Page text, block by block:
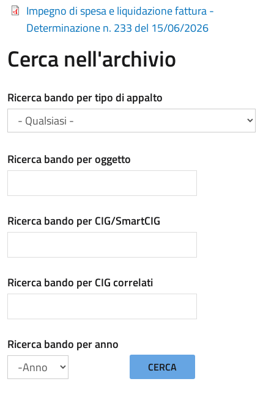
Impegno di spesa e liquidazione fattura -
Determinazione n. 233 del 15/06/2026
Cerca nell'archivio
Ricerca bando per tipo di appalto
Ricerca bando per oggetto
Ricerca bando per CIG/SmartCIG
Ricerca bando per CIG correlati
Ricerca bando per anno
CERCA